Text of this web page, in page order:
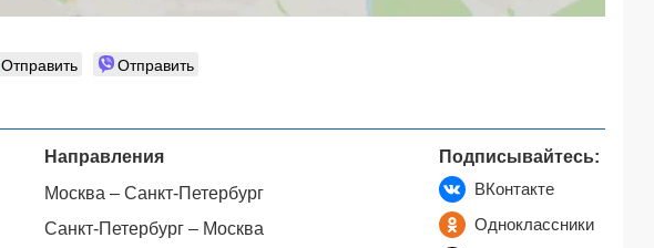
Отправить Отправить
Направления
Москва – Санкт-Петербург
Санкт-Петербург – Москва
Подписывайтесь:
ВКонтакте
Одноклассники